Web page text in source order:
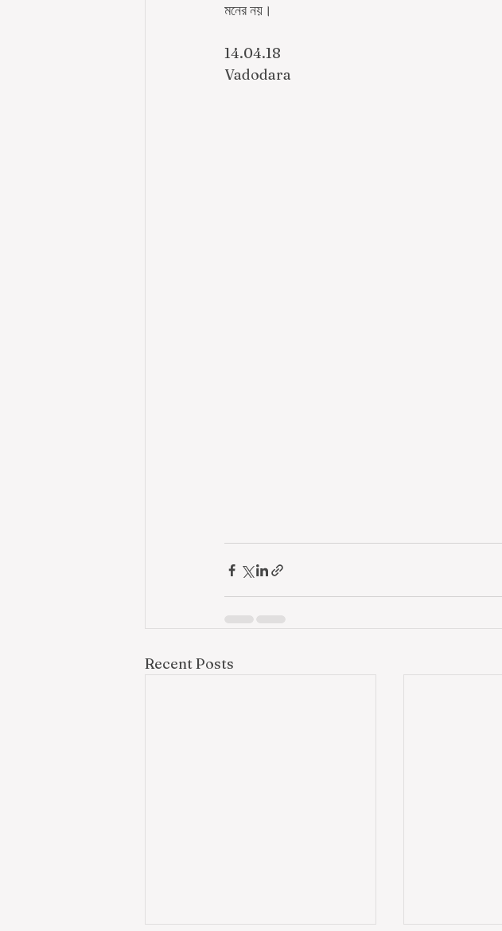
মনের নয়।
14.04.18
Vadodara
Recent Posts